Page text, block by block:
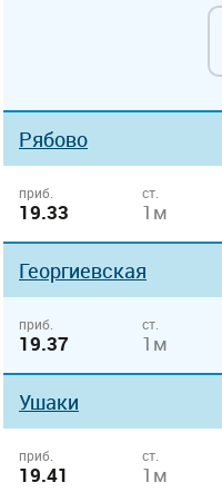
Рябово
приб.
19.33
ст.
1м
Георгиевская
приб.
19.37
ст.
1м
Ушаки
приб.
19.41
ст.
1м